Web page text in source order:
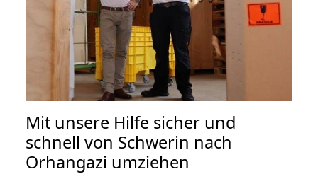
Mit unsere Hilfe sicher und
schnell von Schwerin nach
Orhangazi umziehen